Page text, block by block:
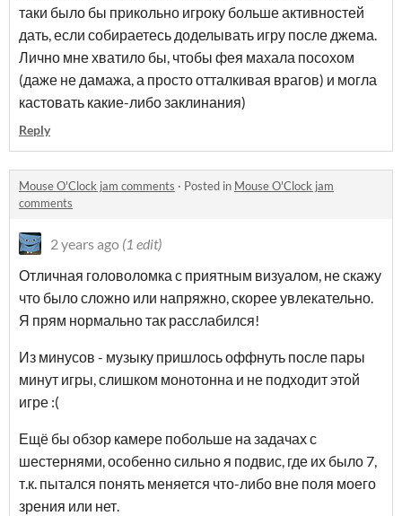
таки было бы прикольно игроку больше активностей
дать, если собираетесь доделывать игру после джема.
Лично мне хватило бы, чтобы фея махала посохом
(даже не дамажа, а просто отталкивая врагов) и могла
кастовать какие-либо заклинания)
Reply
Mouse O'Clock jam comments · Posted in Mouse O'Clock jam
comments
2 years ago (1 edit)
Отличная головоломка с приятным визуалом, не скажу
что было сложно или напряжно, скорее увлекательно.
Я прям нормально так расслабился!
Из минусов - музыку пришлось оффнуть после пары
минут игры, слишком монотонна и не подходит этой
игре :(
Ещё бы обзор камере побольше на задачах с
шестернями, особенно сильно я подвис, где их было 7,
т.к. пытался понять меняется что-либо вне поля моего
зрения или нет.